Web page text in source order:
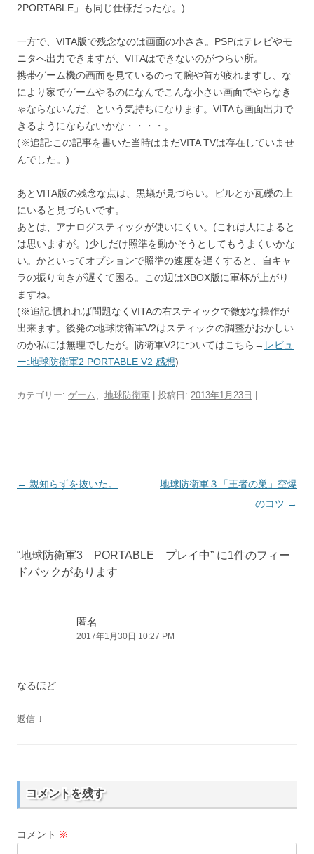
2PORTABLE」も同じ仕様だったな。)
一方で、VITA版で残念なのは画面の小ささ。PSPはテレビやモ
ニタへ出力できますが、VITAはできないのがつらい所。
携帯ゲーム機の画面を見ているのって腕や首が疲れますし、な
により家でゲームやるのになんでこんな小さい画面でやらなき
ゃならないんだ、という気持ちになります。VITAも画面出力で
きるようにならないかな・・・・。
(※追記:この記事を書いた当時はまだVITA TVは存在していませ
んでした。)
あとVITA版の残念な点は、黒蟻が見づらい。ビルとか瓦礫の上
にいると見づらいです。
あとは、アナログスティックが使いにくい。(これは人によると
は思いますが。)少しだけ照準を動かそうとしてもうまくいかな
い。かといってオプションで照準の速度を遅くすると、自キャ
ラの振り向きが遅くて困る。この辺はXBOX版に軍杯が上がり
ますね。
(※追記:慣れれば問題なくVITAの右スティックで微妙な操作が
出来ます。後発の地球防衛軍V2はスティックの調整がおかしい
のか私には無理でしたが。防衛軍V2についてはこちら→ レビュ
ー:地球防衛軍2 PORTABLE V2 感想)
カテゴリー: ゲーム、 地球防衛軍 | 投稿日: 2013年1月23日
投
ゲ
← 親知らずを抜いた。
地球防衛軍３「王者の巣」空爆
のコツ →
“地球防衛軍3 PORTABLE プレイ中” に1件のフィー
ドバックがあります
匿名
2017年1月30日 10:27 PM
なるほど
返信 ↓
コメントを残す
コメント ※